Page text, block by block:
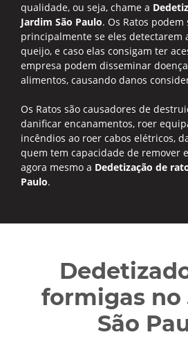
qualidade, ou seja, chame a
Jardim São Paulo. Os Ratos
principalmente se eles detectarem
queijo, e caso elas consigam ter
empresa podem disseminar
alimentos, causando danos
Os Ratos são causadores de
danificar encanamentos, roer
incêndios ao roer cabos elétricos,
quem tem capacidade de remover
agora mesmo a Dedetização de
Paulo.
formigas no
São